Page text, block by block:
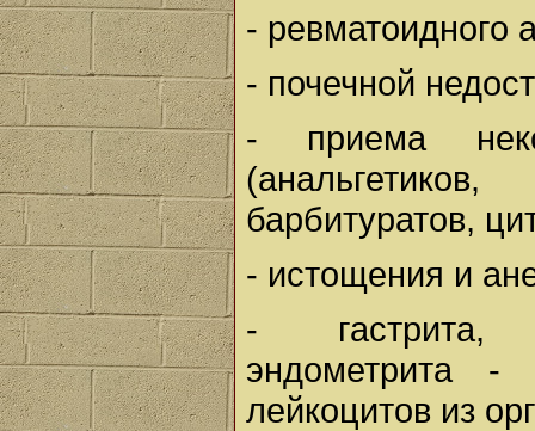
- ревматоидного
- почечной
- приема
(анальгетиков,
барбитуратов,
- истощения и
- гастрита,
эндометрита -
лейкоцитов из